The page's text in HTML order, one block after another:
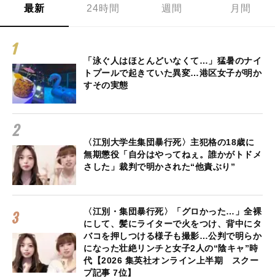
最新 24時間 週間 月間
「泳ぐ人はほとんどいなくて…」猛暑のナイ
トプールで起きていた異変…港区女子が明か
すその実態
〈江別大学生集団暴行死〉主犯格の18歳に
無期懲役「自分はやってねぇ。誰かがトドメ
さした」裁判で明かされた“他責ぶり”
〈江別・集団暴行死〉「グロかった…」全裸
にして、髪にライターで火をつけ、背中にタ
バコを押しつける様子も撮影…公判で明らか
になった壮絶リンチと女子2人の“陰キャ”時
代【2026 集英社オンライン上半期 スクー
プ記事 7位】